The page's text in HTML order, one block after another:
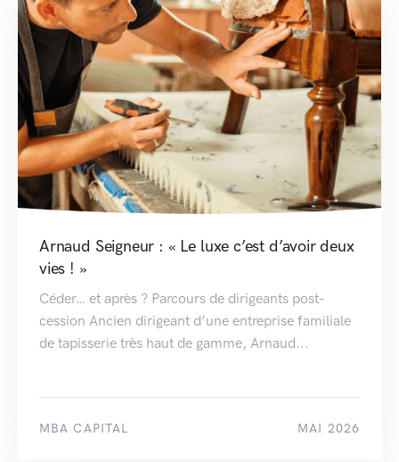
Arnaud Seigneur : « Le luxe c’est d’avoir deux
vies ! »
Céder… et après ? Parcours de dirigeants post-
cession Ancien dirigeant d’une entreprise familiale
de tapisserie très haut de gamme, Arnaud...
MBA CAPITAL MAI 2026